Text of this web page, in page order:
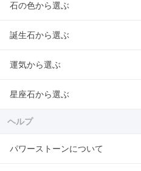
石の色から選ぶ
誕生石から選ぶ
運気から選ぶ
星座石から選ぶ
ヘルプ
パワーストーンについて